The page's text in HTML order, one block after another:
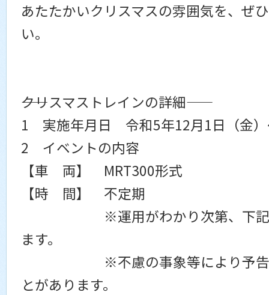
あたたかいクリスマスの雰囲気を、ぜ
い。
――クリスマストレインの詳細――
1 実施年月日 令和5年12月1日（金）
2 イベントの内容
【車 両】 MRT300形式
【時 間】 不定期
※運用がわかり次第、下記よ
ます。
※不慮の事象等により予告な
とがあります。